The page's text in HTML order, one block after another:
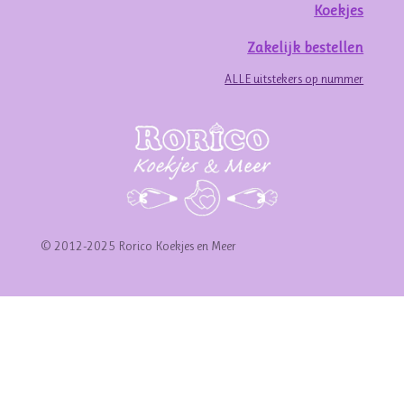
Koekjes
Zakelijk bestellen
ALLE uitstekers op nummer
© 2012-2025 Rorico Koekjes en Meer